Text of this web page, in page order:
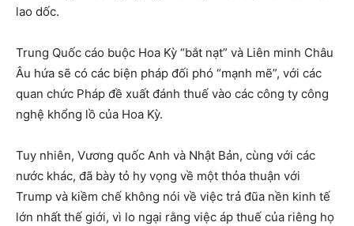
lao dốc.
Trung Quốc cáo buộc Hoa Kỳ “bắt nạt” và Liên minh Châu
Âu hứa sẽ có các biện pháp đối phó “mạnh mẽ”, với các
quan chức Pháp đề xuất đánh thuế vào các công ty công
nghệ khổng lồ của Hoa Kỳ.
Tuy nhiên, Vương quốc Anh và Nhật Bản, cùng với các
nước khác, đã bày tỏ hy vọng về một thỏa thuận với
Trump và kiềm chế không nói về việc trả đũa nền kinh tế
lớn nhất thế giới, vì lo ngại rằng việc áp thuế của riêng họ